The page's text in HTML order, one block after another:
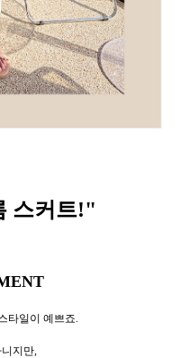
스커트!"
타일이 예쁘죠.
지만,